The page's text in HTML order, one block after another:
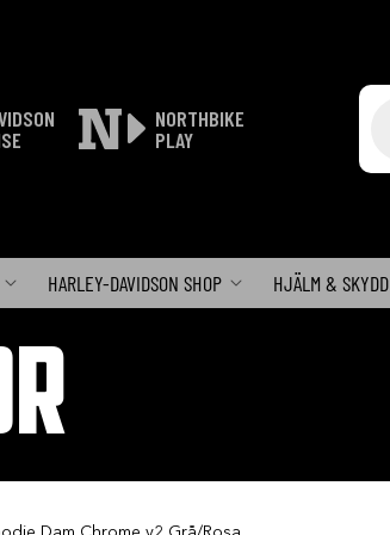
NORTHBIKE
PLAY
HARLEY-DAVIDSON SHOP HJÄLM & SKYDD